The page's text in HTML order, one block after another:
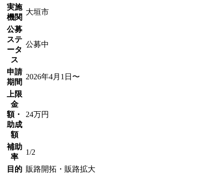
実施
機関
大垣市
公募
ステ
ータ
ス
公募中
申請
期間
2026年4月1日〜
上限
金
額・
助成
額
24万円
補助
率
1/2
目的 販路開拓・販路拡大